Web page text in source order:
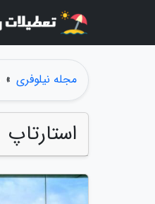
مجله نیلوفری »
استارتاپ